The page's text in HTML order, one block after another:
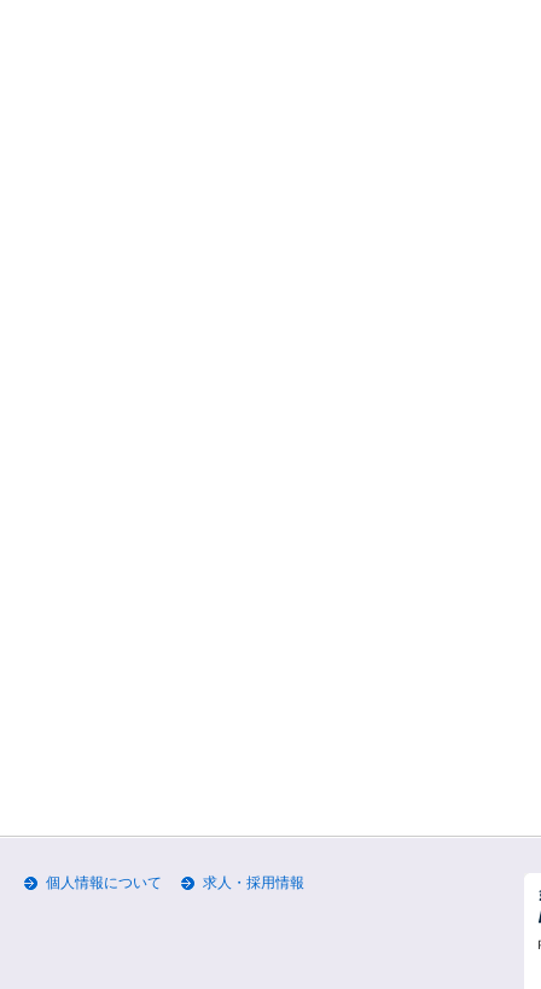
個人情報について 求人・採用情報